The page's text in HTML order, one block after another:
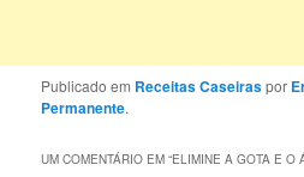
Publicado em Receitas Caseiraspor
Permanente.
UM COMENTÁRIO EM “ELIMINE A GOTA E O